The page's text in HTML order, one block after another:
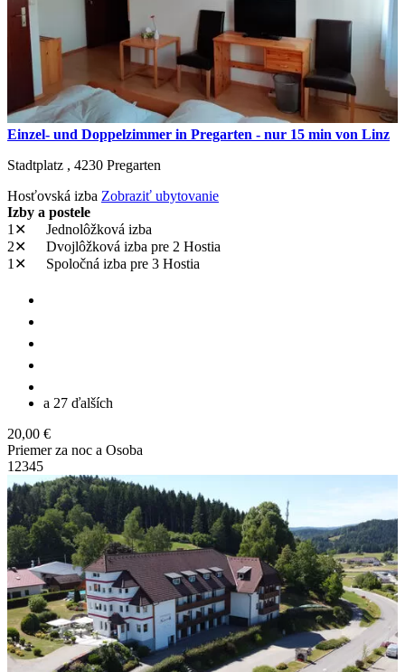
Einzel- und Doppelzimmer in Pregarten - nur 15 min von Linz
Stadtplatz , 4230 Pregarten
Hosťovská izba Zobraziť ubytovanie
Izby a postele
1✕
Jednolôžková izba
2✕
Dvojlôžková izba pre 2 Hostia
1✕
Spoločná izba pre 3 Hostia
a 27 ďalších
20,00 €
Priemer za noc a Osoba
1 2345